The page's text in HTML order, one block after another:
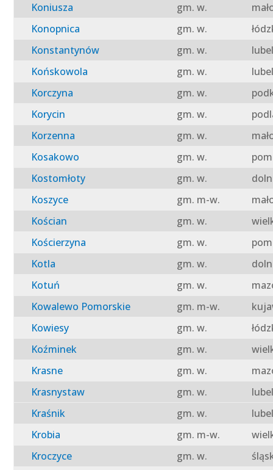
Koniusza
gm. w.
Konopnica
gm. w.
Konstantynów
gm. w.
Końskowola
gm. w.
Korczyna
gm. w.
Korycin
gm. w.
Korzenna
gm. w.
Kosakowo
gm. w.
Kostomłoty
gm. w.
Koszyce
gm. m-w.
Kościan
gm. w.
Kościerzyna
gm. w.
Kotla
gm. w.
Kotuń
gm. w.
Kowalewo Pomorskie
gm. m-w.
Kowiesy
gm. w.
Koźminek
gm. w.
Krasne
gm. w.
Krasnystaw
gm. w.
Kraśnik
gm. w.
Krobia
gm. m-w.
Kroczyce
gm. w.